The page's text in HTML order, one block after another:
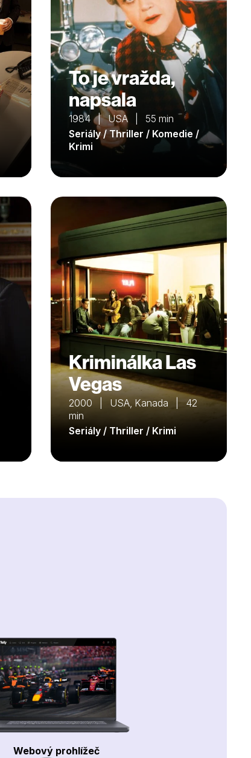
To je vražda,
napsala
1984 | USA | 55 min
Seriály / Thriller / Komedie /
Krimi
Kriminálka Las
Vegas
2000 | USA, Kanada | 42
min
Seriály / Thriller / Krimi
Webový prohlížeč